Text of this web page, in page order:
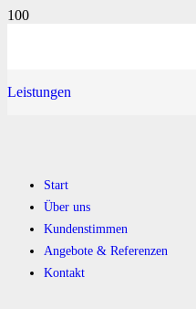
Leistungen
Start
Über uns
Kundenstimmen
Angebote & Referenzen
Kontakt